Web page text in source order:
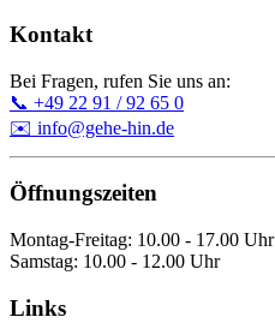
Kontakt
Bei Fragen, rufen Sie uns an:
📞 +49 22 91 / 92 65 0
✉️ info@gehe-hin.de
Öffnungszeiten
Montag-Freitag: 10.00 - 17.00 Uhr
Samstag: 10.00 - 12.00 Uhr
Links